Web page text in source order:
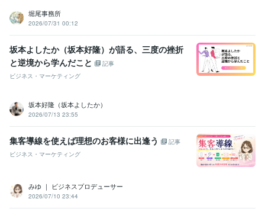
堀尾事務所
2026/07/31 00:12
坂本よしたか（坂本好隆）が語る、三度の挫折
と逆境から学んだこと
記事
ビジネス・マーケティング
坂本好隆（坂本よしたか）
2026/07/13 23:55
集客導線を使えば理想のお客様に出逢う
記事
ビジネス・マーケティング
みゆ ｜ ビジネスプロデューサー
2026/07/10 23:44